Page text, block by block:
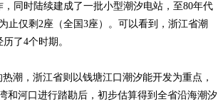
同时陆续建成了一批小型潮汐电站，至80年代
止仅剩2座（全国3座）。可以看到，浙江省潮
了4个时期。
潮，浙江省则以钱塘江口潮汐能开发为重点，
和河口进行踏勘后，初步估算得到全省沿海潮汐